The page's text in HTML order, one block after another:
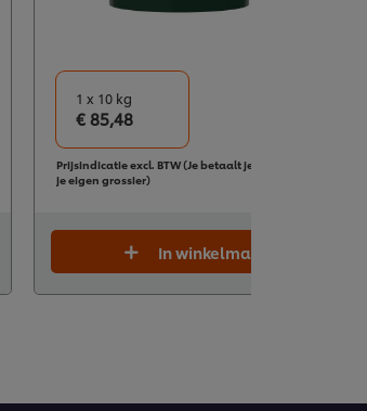
1 x 10 kg
€ 85,48
Prijsindicatie excl. BTW (Je betaalt je eigen prijs via
je eigen grossier)
In winkelmand